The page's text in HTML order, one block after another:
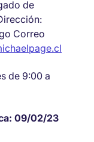
de
Correo
de 9:00 a
09/02/23